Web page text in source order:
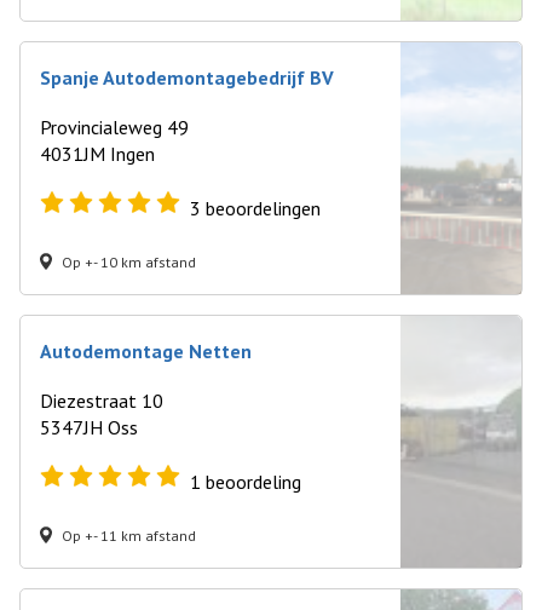
Spanje Autodemontagebedrijf BV
Provincialeweg 49
4031JM Ingen
3 beoordelingen
Op +- 10 km afstand
Autodemontage Netten
Diezestraat 10
5347JH Oss
1 beoordeling
Op +- 11 km afstand